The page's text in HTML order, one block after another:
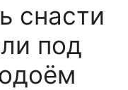
снасти
под